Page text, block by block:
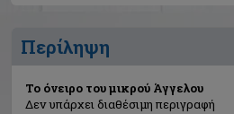
Περίληψη
Το όνειρο του μικρού Άγγελου
Δεν υπάρχει διαθέσιμη περιγραφή